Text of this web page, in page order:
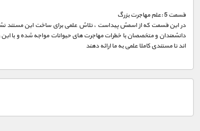
قسمت 5 :علم مهاجرت بزرگ
در این قسمت که از اسمش پیداست ، تلاش علمی برای ساخت این مستند
دانشمندان و متخصصان با خطرات مهاجرت های حیوانات مواجه شده و با این
اند تا مستندی کاملا علمی به ما ارائه دهند